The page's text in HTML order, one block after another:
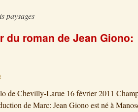
paysages
du roman de Jean Giono:
de Chevilly-Larue 16 février 2011
de Marc: Jean Giono est né à